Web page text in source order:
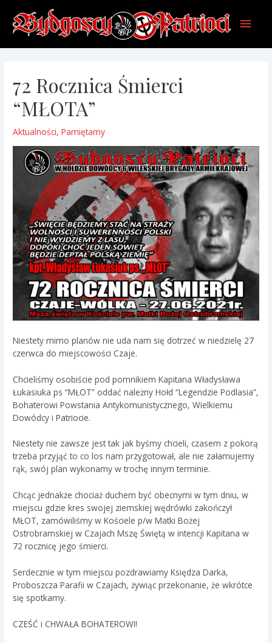
content
Main
72 Rocznica Śmierci
“MŁOTA”
Aktualności,Pamiętamy
Niestety mimo planów nie uda nam się dotrzeć w niedzielę 27
czerwca do miejscowości Czaje.
Chcieliśmy osobiście pod pomnikiem Kapitana Władysława
Łukasiuka ps “MŁOT” oddać należny Hołd “Legendzie Podlasia”,
Bohaterowi Powstania Antykomunistycznego, Wielkiemu
Dowódcy i Patriocie.
Niestety nie zawsze jest tak jak byśmy chcieli, czasem z pokorą
trzeba przyjąć to co los nam przygotował, ale nie załamujemy
rąk, swój plan wykonamy w trochę innym terminie.
Chcąc jednakże chociaż duchem być obecnymi w tym dniu, w
miejscu gdzie kres swojej ziemskiej wędrówki zakończył
MŁOT, zamówiliśmy w Kościele p/w Matki Bożej
Ostrobramskiej w Czajach Mszę Świętą w intencji Kapitana w
72 rocznicę jego śmierci.
Serdecznie w tym miejscu pozdrawiamy Księdza Darka,
Proboszcza Parafii w Czajach, żywiąc przekonanie, że wkrótce
się spotkamy.
CZEŚĆ i CHWAŁA BOHATEROWI!